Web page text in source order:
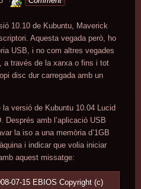
10.10 de Kubuntu, Maverick
Aquesta vegada però, ho
USB, i no com altres vegades
a través de la xarxa o fins i tot
disc dur carregada amb un
versió de Kubuntu 10.04 Lucid
Després amb l’aplicació USB
la iso a una memòria d’1GB
i indicar que volia iniciar
aquest missatge:
07-15 EBIOS Copyright (c)